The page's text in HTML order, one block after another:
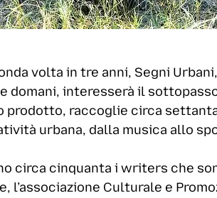
volta in tre anni, Segni
domani, interesserà il
prodotto, raccoglie circa
urbana, dalla musica allo
circa cinquanta i writers che
Culturale e